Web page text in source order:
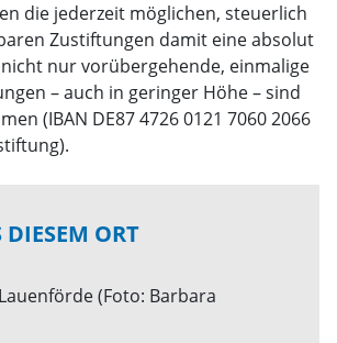
die jederzeit möglichen, steuerlich
Zustiftungen damit eine absolut
nur vorübergehende, einmalige
– auch in geringer Höhe – sind
(IBAN DE87 4726 0121 7060 2066
ORT